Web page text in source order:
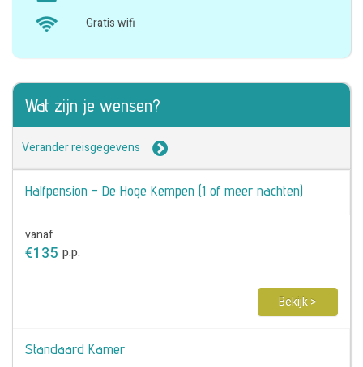
Gratis wifi
Wat zijn je wensen?
Verander reisgegevens
Halfpension - De Hoge Kempen (1 of meer nachten)
vanaf
€135 p.p.
Bekijk >
Standaard Kamer